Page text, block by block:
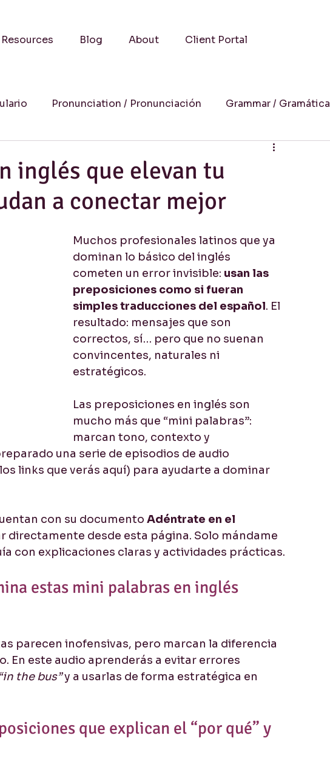
Resources Blog About Client Portal
Pronunciation / Pronunciación Grammar / Gramática
Historias de Éxito Online Learning-Aprendizaje Online
Listening / Compresión auditiva
/ Comprensión lectora
inglés que elevan tu
a conectar mejor
Muchos profesionales latinos que ya
dominan lo básico del inglés
cometen un error invisible: usan las
preposiciones como si fueran
simples traducciones del español. El
resultado: mensajes que son
correctos, sí… pero que no suenan
convincentes, naturales ni
estratégicos.
Las preposiciones en inglés son
mucho más que “mini palabras”:
marcan tono, contexto y
una serie de episodios de audio
links que verás aquí) para ayudarte a dominar
con su documento Adéntrate en el
directamente desde esta página. Solo mándame
con explicaciones claras y actividades prácticas.
estas mini palabras en inglés
parecen inofensivas, pero marcan la diferencia
En este audio aprenderás a evitar errores
“in the bus” y a usarlas de forma estratégica en
que explican el “por qué” y